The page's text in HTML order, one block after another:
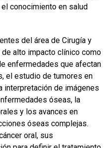
conocimiento en salud
del área de Cirugía y
alto impacto clínico como
enfermedades que afectan
el estudio de tumores en
interpretación de imágenes
óseas, la
y los avances en
óseas complejas.
oral, sus